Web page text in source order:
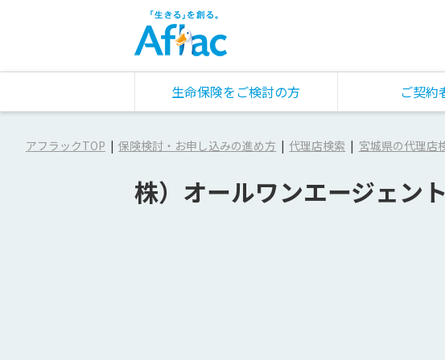
生命保険をご検討の方 ご契約
アフラックTOP 保険検討・お申し込みの進め方 代理店検索 宮城県の代理店
株）オールワンエージェント